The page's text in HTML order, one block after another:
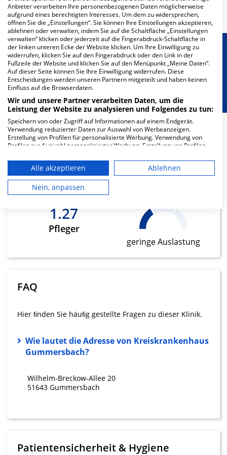
Mehr Informationen
Besondere Merkmale
Berücksichtigung von besonderem
Ernährungsbedarf
Ärzte
1.27
Pfleger
geringe Auslastung
FAQ
Hier ﬁnden Sie häuﬁg gestellte Fragen zu dieser Klinik.
Wie lautet die Adresse von Kreiskrankenhaus
Gummersbach?
Wilhelm-Breckow-Allee 20
51643 Gummersbach
Patientensicherheit & Hygiene
Anbieter verarbeiten Ihre personenbezogenen Daten möglicherweise
aufgrund eines berechtigten Interesses. Um dem zu widersprechen,
öffnen Sie die „Einstellungen“. Sie können Ihre Einstellungen akzeptieren,
ablehnen oder verwalten, indem Sie auf die Schaltfläche „Einstellungen
verwalten“ klicken oder jederzeit auf die Fingerabdruck-Schaltfläche in
der linken unteren Ecke der Website klicken. Um Ihre Einwilligung zu
widerrufen, klicken Sie auf den Fingerabdruck oder den Link in der
Fußzeile der Website und klicken Sie auf den Menüpunkt „Meine Daten“.
Auf dieser Seite können Sie Ihre Einwilligung widerrufen. Diese
Entscheidungen werden unseren Partnern mitgeteilt und haben keinen
Einfluss auf die Browserdaten.
Wir und unsere Partner verarbeiten Daten, um die
Leistung der Website zu analysieren und Folgendes zu tun:
Speichern von oder Zugriff auf Informationen auf einem Endgerät.
Verwendung reduzierter Daten zur Auswahl von Werbeanzeigen.
Erstellung von Profilen für personalisierte Werbung. Verwendung von
Profilen zur Auswahl personalisierter Werbung. Erstellung von Profilen
personalisierter Inhalte. Messung der Werbeleistung. Messung der
Performance von Inhalten. Analyse von Zielgruppen durch Statistiken
oder Kombinationen von Daten aus verschiedenen Quellen. Entwicklung
und Verbesserung der Angebote. Verwendung reduzierter Daten zur
Auswahl von Inhalten.
die USA gesendet werden.
Ihre Einwilligung und die cookie Richtlinie gelten ausschließlich für diese
Partnerliste anzeigen (1 IAB-Anbieter)
Wir nutzen Ihre Daten für folgende Zwecke:
Speichern von oder Zugriff auf
Informationen auf einem Endgerät
Verwendung reduzierter Daten zur Auswahl
Erstellung von Profilen für personalisierte
Werbung
personalisierter Werbung
Alle akzeptieren
Ablehnen
Nein, anpassen